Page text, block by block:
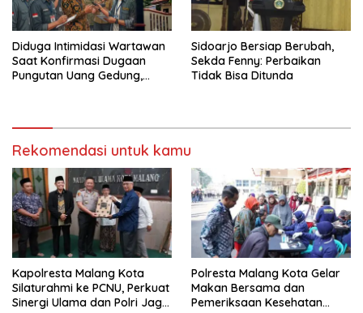
Diduga Intimidasi Wartawan
Saat Konfirmasi Dugaan
Pungutan Uang Gedung,
Sidoarjo Bersiap Berubah,
Sekda Fenny: Perbaikan
Tidak Bisa Ditunda
Rekomendasi untuk kamu
Kapolresta Malang Kota
Silaturahmi ke PCNU, Perkuat
Sinergi Ulama dan Polri Jaga
Polresta Malang Kota Gelar
Makan Bersama dan
Pemeriksaan Kesehatan